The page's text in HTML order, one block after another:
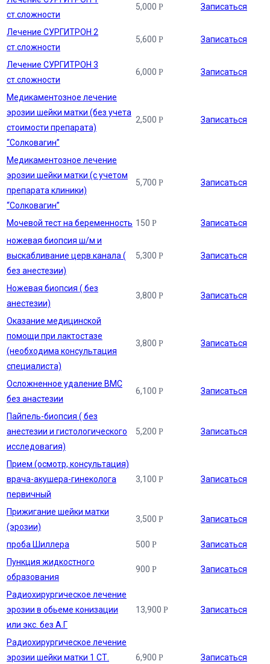
ст.сложности
5,000 Р Записаться
Лечение СУРГИТРОН 2
ст.сложности
5,600 Р Записаться
Лечение СУРГИТРОН 3
ст.сложности
6,000 Р Записаться
Медикаментозное лечение
эрозии шейки матки (без учета
стоимости препарата)
“Солковагин”
2,500 Р Записаться
Медикаментозное лечение
эрозии шейки матки (с учетом
препарата клиники)
“Солковагин”
5,700 Р Записаться
Мочевой тест на беременность 150 Р
Записаться
ножевая биопсия ш/м и
выскабливание церв.канала (
без анестезии)
5,300 Р Записаться
Ножевая биопсия ( без
анестезии)
3,800 Р Записаться
Оказание медицинской
помощи при лактостазе
(необходима консультация
специалиста)
3,800 Р Записаться
Осложненное удаление ВМС
без анастезии
6,100 Р Записаться
Пайпель-биопсия ( без
анестезии и гистологического
исследовагия)
5,200 Р Записаться
Прием (осмотр, консультация)
врача-акушера-гинеколога
первичный
3,100 Р Записаться
Прижигание шейки матки
(эрозии)
3,500 Р Записаться
проба Шиллера 500 Р
Записаться
Пункция жидкостного
образования
900 Р Записаться
Радиохирургическое лечение
эрозии в обьеме конизации
или экс. без А.Г
13,900 Р Записаться
Радиохирургическое лечение
эрозии шейки матки 1 СТ.
6,900 Р Записаться